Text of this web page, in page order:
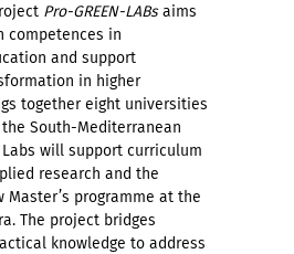
Pro-GREEN-LABsaims
competences in
and support
in higher
together eight universities
South-Mediterranean
Labs will support curriculum
research and the
programme at the
The project bridges
knowledge to address